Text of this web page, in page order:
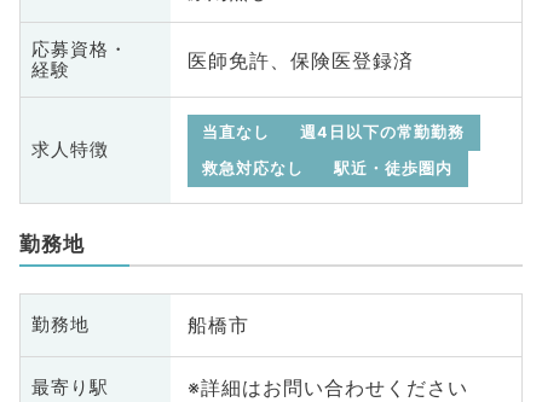
応募資格・
経験
医師免許、保険医登録済
求人特徴
当直なし
週4日以下の常勤勤務
救急対応なし
駅近・徒歩圏内
勤務地
勤務地 船橋市
最寄り駅 ※詳細はお問い合わせください